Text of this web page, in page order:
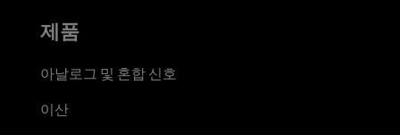
제품
아날로그 및 혼합 신호
이산